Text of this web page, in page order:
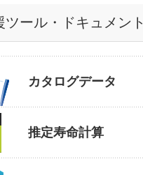
ツール・ドキュメント
カタログデータ
推定寿命計算